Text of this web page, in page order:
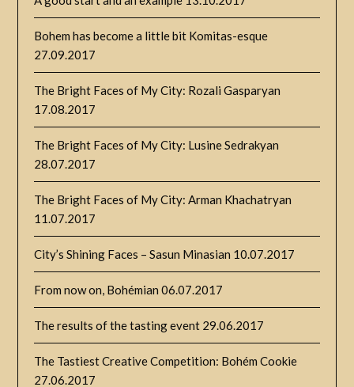
Bohem has become a little bit Komitas-esque
27.09.2017
The Bright Faces of My City: Rozali Gasparyan
17.08.2017
The Bright Faces of My City: Lusine Sedrakyan
28.07.2017
The Bright Faces of My City: Arman Khachatryan
11.07.2017
City’s Shining Faces – Sasun Minasian 10.07.2017
From now on, Bohémian 06.07.2017
The results of the tasting event 29.06.2017
The Tastiest Creative Competition: Bohém Cookie
27.06.2017